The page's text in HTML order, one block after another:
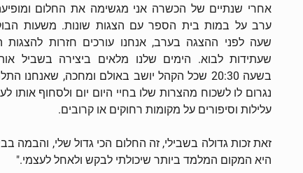
אחרי שנתיים של הכשרה אני מגשימה את החלום
ערב על במות בית הספר עם הצגות שונות. משעות
שעה לפני ההצגה בערב, אנחנו עורכים חזרות להצגות
שעתידות לבוא. הימים שלנו מלאים ביצירה בשביל
בשעה 20:30 שכל הקהל יושב באולם ומחכה, שאנחנו
נגרום לו לשכוח מהצרות שלו בחיי היום יום ולסחוף אותו
עלילות וסיפורים על מקומות רחוקים או קרובים.
זאת זכות גדולה בשבילי, זה החלום הכי גדול שלי, והבמה
היא המקום המלמד ביותר שיכולתי לבקש ולאחל לעצמי."